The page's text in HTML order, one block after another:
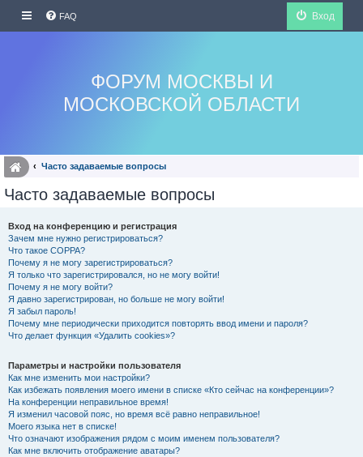
FAQ Вход
ФОРУМ МОСКВЫ И
МОСКОВСКОЙ ОБЛАСТИ
Часто задаваемые вопросы
Часто задаваемые вопросы
Вход на конференцию и регистрация
Зачем мне нужно регистрироваться?
Что такое COPPA?
Почему я не могу зарегистрироваться?
Я только что зарегистрировался, но не могу войти!
Почему я не могу войти?
Я давно зарегистрирован, но больше не могу войти!
Я забыл пароль!
Почему мне периодически приходится повторять ввод имени и пароля?
Что делает функция «Удалить cookies»?
Параметры и настройки пользователя
Как мне изменить мои настройки?
Как избежать появления моего имени в списке «Кто сейчас на конференции»?
На конференции неправильное время!
Я изменил часовой пояс, но время всё равно неправильное!
Моего языка нет в списке!
Что означают изображения рядом с моим именем пользователя?
Как мне включить отображение аватары?